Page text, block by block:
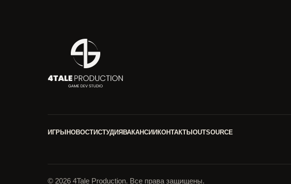
ИГРЫНОВОСТИСТУДИЯВАКАНСИИКОНТАКТЫOUTSOURCE
© 2026 4Tale Production. Все права защищены.